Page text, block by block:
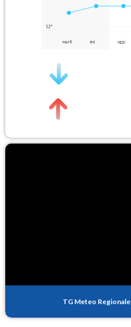
12°
mar 4 ieri oggi
TG Meteo Regionale